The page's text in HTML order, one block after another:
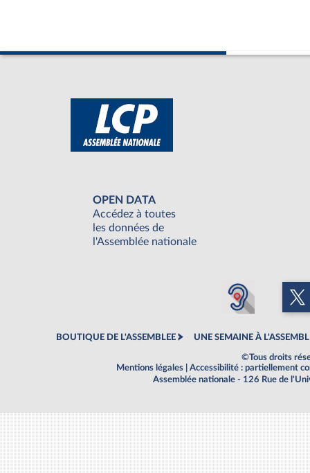
OPEN DATA
Accédez à toutes
les données de
l'Assemblée nationale
BOUTIQUE DE L'ASSEMBLEE UNE SEMAINE À
©Tous droits
Mentions légales
Accessibilité : partiellement
Assemblée nationale - 126 Rue de